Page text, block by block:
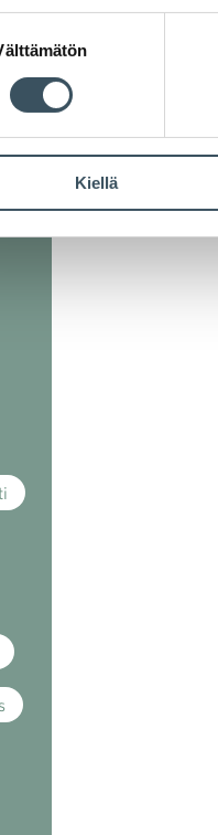
Kiellä